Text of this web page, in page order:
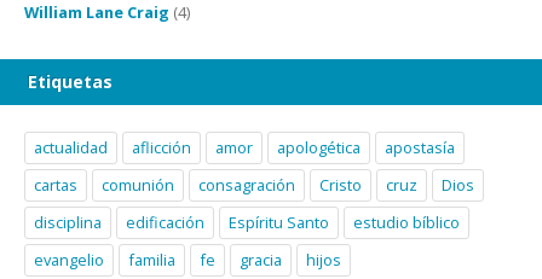
William Lane Craig (4)
Etiquetas
actualidad aflicción amor apologética
apostasía
cartas
comunión consagración Cristo cruz
Dios
disciplina
edificación Espíritu Santo
estudio bíblico
evangelio
familia fe gracia
hijos